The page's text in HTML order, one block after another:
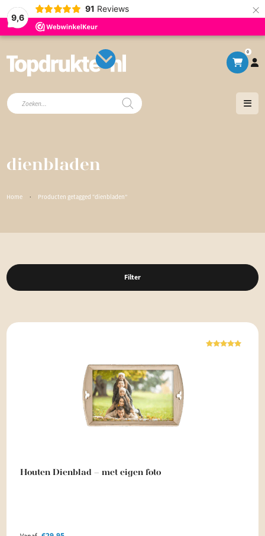
9,6
91 Reviews ×
0
Producten
zoeken
dienbladen
Home · Producten getagged “dienbladen”
Filter
Houten Dienblad – met eigen foto